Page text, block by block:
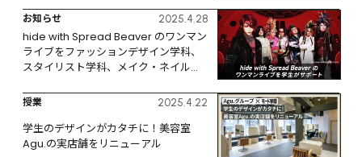
お知らせ 2025.4.28
hide with Spread Beaver のワンマン
ライブをファッションデザイン学科、
スタイリスト学科、メイク・ネイル学
授業 2025.4.22
学生のデザインがカタチに！美容室
Agu.の実店舗をリニューアル